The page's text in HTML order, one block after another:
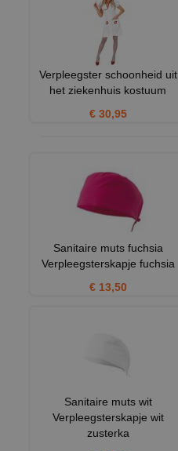
Verpleegster schoonheid uit
het ziekenhuis kostuum
€ 30,95
Sanitaire muts fuchsia
Verpleegsterskapje fuchsia
€ 13,50
Sanitaire muts wit
Verpleegsterskapje wit
zusterka